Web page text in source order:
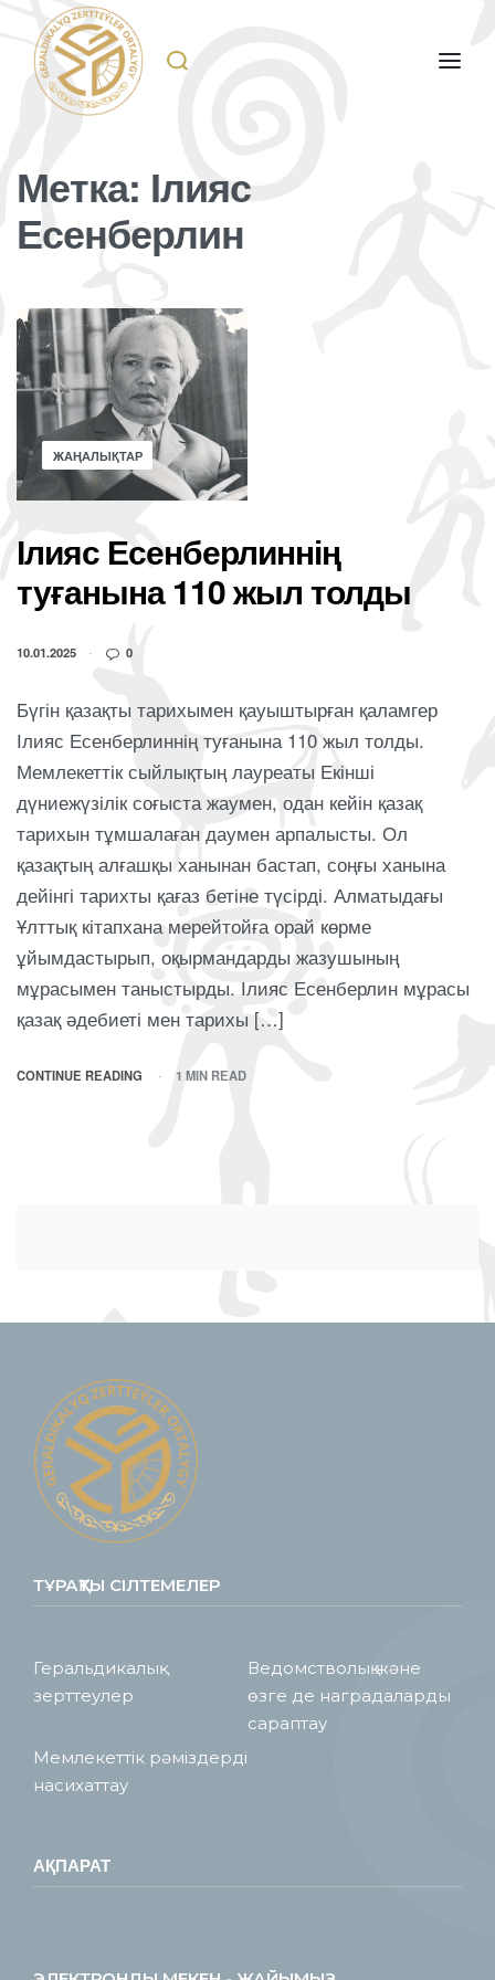
Метка: Ілияс
Есенберлин
ЖАҢАЛЫҚТАР
Ілияс Есенберлиннің
туғанына 110 жыл толды
10.01.2025 0
Бүгін қазақты тарихымен қауыштырған қаламгер
Ілияс Есенберлиннің туғанына 110 жыл толды.
Мемлекеттік сыйлықтың лауреаты Екінші
дүниежүзілік соғыста жаумен, одан кейін қазақ
тарихын тұмшалаған даумен арпалысты. Ол
қазақтың алғашқы ханынан бастап, соңғы ханына
дейінгі тарихты қағаз бетіне түсірді. Алматыдағы
Ұлттық кітапхана мерейтойға орай көрме
ұйымдастырып, оқырмандарды жазушының
мұрасымен таныстырды. Ілияс Есенберлин мұрасы
қазақ әдебиеті мен тарихы […]
CONTINUE READING 1 MIN READ
ТҰРАҚТЫ СІЛТЕМЕЛЕР
Геральдикалық
зерттеулер
Ведомстволық және
өзге де наградаларды
сараптау
Мемлекеттік рәміздерді
насихаттау
АҚПАРАТ